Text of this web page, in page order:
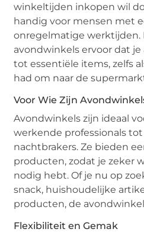
winkeltijden inkopen wil
handig voor mensen met
onregelmatige werktijden.
avondwinkels ervoor dat
tot essentiële items, zelfs
had om naar de
Voor Wie Zijn
Avondwinkels zijn ideaal
werkende professionals
nachtbrakers. Ze bieden
producten, zodat je zeker
nodig hebt. Of je nu op
snack, huishoudelijke
producten, de
Flexibiliteit en Gemak